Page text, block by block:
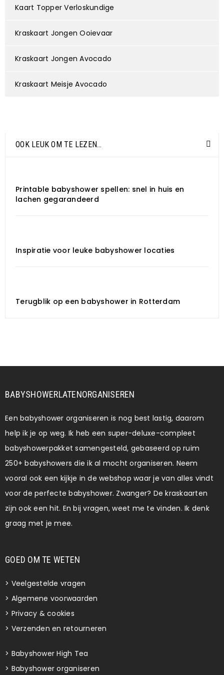
Kaart Topper Verloskundige
Kraskaart Jongen Ooievaar
Kraskaart Jongen Avocado
Kraskaart Meisje Avocado
OOK LEUK OM TE LEZEN…
Printable babyshower spellen: snel in huis en
lachen gegarandeerd
Inspiratie voor leuke babyshower locaties
Terugblik op een babyshower in Rotterdam
BABYSHOWERLATENORGANISEREN
Een babyshower organiseren is nog best lastig, daarom
help ik je op weg. Ik heb een super-deluxe-compleet
babyshowerpakket samengesteld, gebaseerd op ruim
250+ babyshowers die ik al mocht organiseren. Neem
vooral ook een kijkje in de webshop waar je van alles vindt
voor de perfecte babyshower. Zwanger? De kraskaarten
zijn ook een hit. En bij vragen, weet me te vinden. Ik denk
graag met je mee.
GOED OM TE WETEN
> Veelgestelde vragen
> Algemene voorwaarden
> Privacy & cookies
> Verzenden en retourneren
> Babyshower High Tea
> Babyshower organiseren